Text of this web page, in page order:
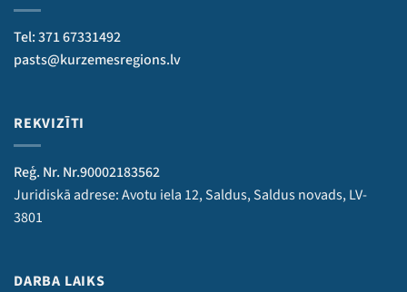
Tel: 371 67331492
pasts@kurzemesregions.lv
REKVIZĪTI
Reģ. Nr. Nr.90002183562
Juridiskā adrese: Avotu iela 12, Saldus, Saldus novads, LV-
3801
DARBA LAIKS